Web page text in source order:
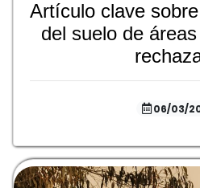
Artículo clave
del suelo de
06/03/